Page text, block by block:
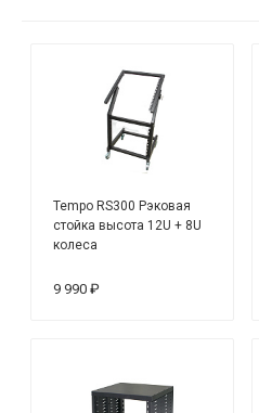
Tempo RS300 Рэковая
стойка высота 12U + 8U
колеса
9 990 ₽